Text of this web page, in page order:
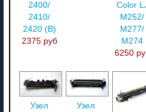
2400/
2410/
2420 (В)
2375 руб
Color
M252/
M277/
M274
6250
Узел
Узел